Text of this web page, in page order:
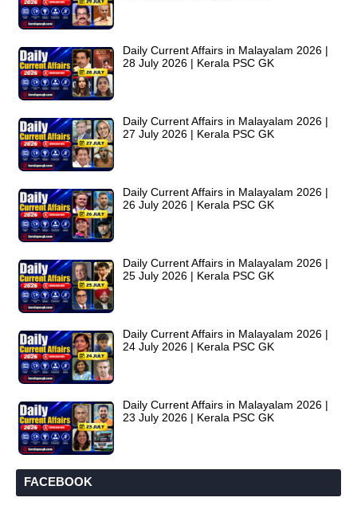
Daily Current Affairs in Malayalam 2026 |
28 July 2026 | Kerala PSC GK
Daily Current Affairs in Malayalam 2026 |
27 July 2026 | Kerala PSC GK
Daily Current Affairs in Malayalam 2026 |
26 July 2026 | Kerala PSC GK
Daily Current Affairs in Malayalam 2026 |
25 July 2026 | Kerala PSC GK
Daily Current Affairs in Malayalam 2026 |
24 July 2026 | Kerala PSC GK
Daily Current Affairs in Malayalam 2026 |
23 July 2026 | Kerala PSC GK
FACEBOOK